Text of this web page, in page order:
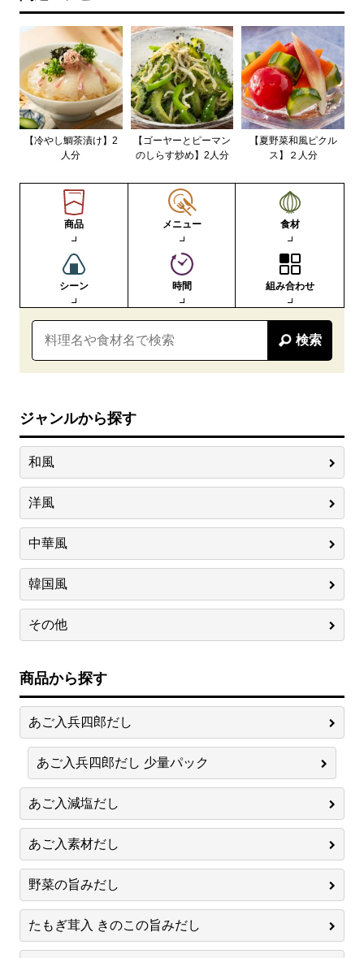
【冷やし鯛茶漬け】2
人分
【ゴーヤーとピーマン
のしらす炒め】2人分
【夏野菜和風ピクル
ス】２人分
商品 メニュー 食材
シーン 時間 組み合わせ
検索
ジャンルから探す
和風
洋風
中華風
韓国風
その他
商品から探す
あご入兵四郎だし
あご入兵四郎だし 少量パック
あご入減塩だし
あご入素材だし
野菜の旨みだし
たもぎ茸入 きのこの旨みだし